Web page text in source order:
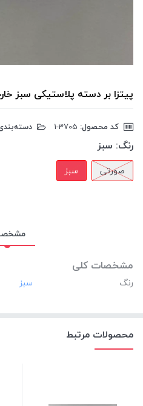
پیتزا بر دسته پلاستیکی سبز
کد محصول:
رنگ: سبز
صورتی سبز
مشخصات کلی
رنگ
محصولات مرتبط